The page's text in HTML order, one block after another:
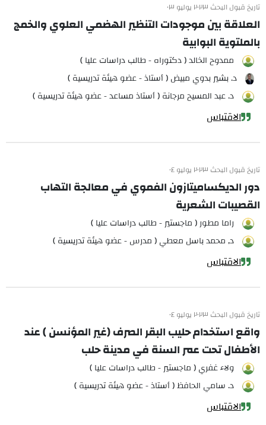
تاريخ قبول البحث ٢٠٢٣ يوليو ٠٣
العلاقة بين موجودات التنظير الهضمي العلوي والخمج
بالملتوية البوابية
ممدوح الخالد ( دكتوراه - طالب دراسات عليا )
د. بشير بدوي مبيض ( أستاذ - عضو هيئة تدريسية )
د. عبد المسيح مرجانة ( أستاذ مساعد - عضو هيئة تدريسية )
الاقتباس
تاريخ قبول البحث ٢٠٢٣ يوليو ٠٤
دور الديكساميتازون الفموي في معالجة التهاب
القصيبات الشعرية
راما مطور ( ماجستير - طالب دراسات عليا )
د, محمد باسل معطي ( مدرس - عضو هيئة تدريسية )
الاقتباس
تاريخ قبول البحث ٢٠٢٣ يوليو ٠٤
واقع استخدام حليب البقر الصرف (غير المؤنسن ) عند
الأطفال تحت عمر السنة في مدينة حلب
ولاء غفري ( ماجستير - طالب دراسات عليا )
د. سامي الحافظ ( أستاذ - عضو هيئة تدريسية )
الاقتباس